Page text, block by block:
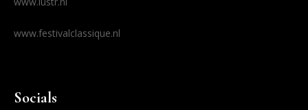
www.festivalclassique.nl
Socials